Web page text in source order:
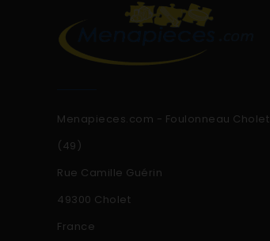
Menapieces.com - Foulonneau Cholet
(49)
Rue Camille Guérin
49300 Cholet
France